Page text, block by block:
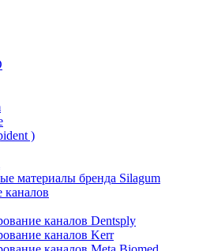
)
материалы бренда Silagum
каналов Dentsply
каналов Kerr